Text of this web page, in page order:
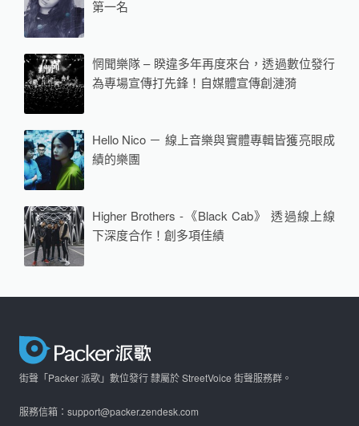
第一名
惘聞樂隊 – 睽違多年再度來台，透過數位發行
為專場宣傳打先鋒！自媒體宣傳創漣漪
Hello Nico － 線上音樂與實體專輯皆獲亮眼成
績的樂團
Higher Brothers -《Black Cab》 透過線上線
下深度合作！創多項佳績
街聲「Packer 派歌」數位發行 隸屬於 StreetVoice 街聲服務群。
服務信箱：support@packer.zendesk.com